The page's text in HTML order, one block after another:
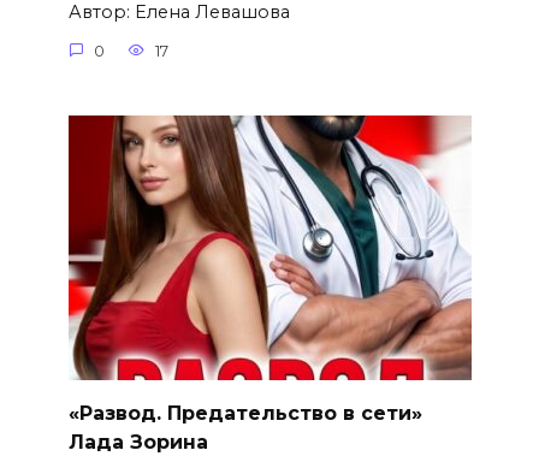
Автор: Елена Левашова
0 17
«Развод. Предательство в сети»
Лада Зорина